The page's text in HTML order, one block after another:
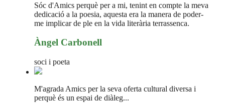
Sóc d'Amics perquè per a mi, tenint en compte la meva
dedicació a la poesia, aquesta era la manera de poder-
me implicar de ple en la vida literària terrassenca.
Àngel Carbonell
soci i poeta
M'agrada Amics per la seva oferta cultural diversa i
perquè és un espai de diàleg...